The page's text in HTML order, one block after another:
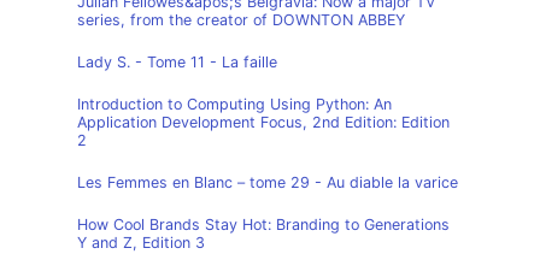
series, from the creator of DOWNTON ABBEY
Lady S. - Tome 11 - La faille
Introduction to Computing Using Python: An
Application Development Focus, 2nd Edition: Edition
2
Les Femmes en Blanc – tome 29 - Au diable la varice
How Cool Brands Stay Hot: Branding to Generations
Y and Z, Edition 3